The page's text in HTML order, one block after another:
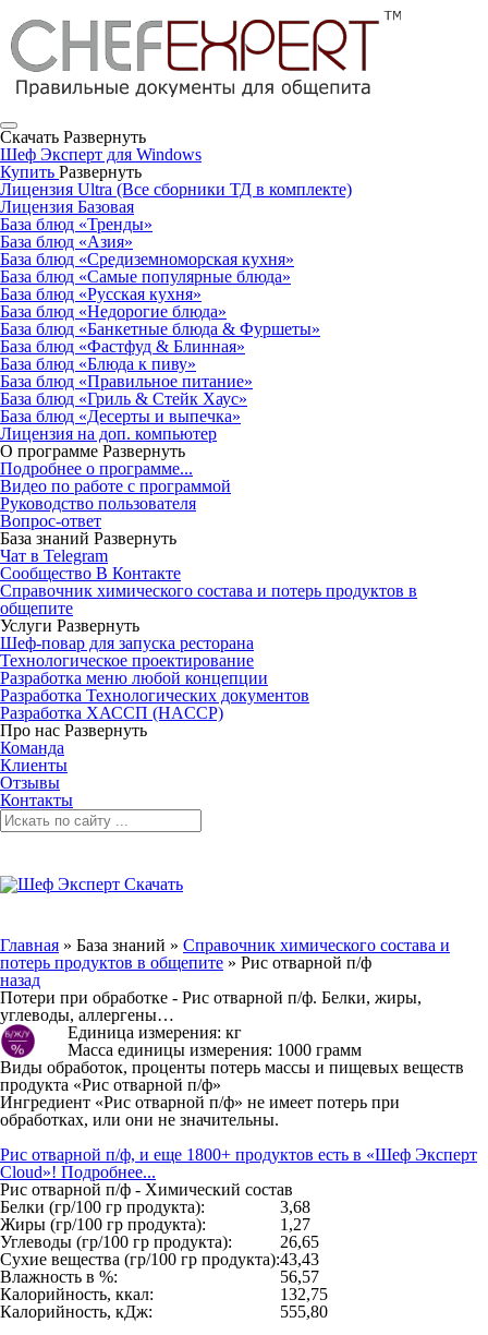
Скачать Развернуть
Шеф Эксперт для Windows
Купить Развернуть
Лицензия Ultra (Все сборники ТД в комплекте)
Лицензия Базовая
База блюд «Тренды»
База блюд «Азия»
База блюд «Средиземноморская кухня»
База блюд «Самые популярные блюда»
База блюд «Русская кухня»
База блюд «Недорогие блюда»
База блюд «Банкетные блюда & Фуршеты»
База блюд «Фастфуд & Блинная»
База блюд «Блюда к пиву»
База блюд «Правильное питание»
База блюд «Гриль & Стейк Хаус»
База блюд «Десерты и выпечка»
Лицензия на доп. компьютер
О программе Развернуть
Подробнее о программе...
Видео по работе с программой
Руководство пользователя
Вопрос-ответ
База знаний Развернуть
Чат в Telegram
Сообщество В Контакте
Справочник химического состава и потерь продуктов в
общепите
Услуги Развернуть
Шеф-повар для запуска ресторана
Технологическое проектирование
Разработка меню любой концепции
Разработка Технологических документов
Разработка ХАССП (HACCP)
Про нас Развернуть
Команда
Клиенты
Отзывы
Контакты
Главная » База знаний » Справочник химического состава и
потерь продуктов в общепите » Рис отварной п/ф
назад
Потери при обработке - Рис отварной п/ф. Белки, жиры,
углеводы, аллергены…
Единица измерения: кг
Масса единицы измерения: 1000 грамм
Виды обработок, проценты потерь массы и пищевых веществ
продукта «Рис отварной п/ф»
Ингредиент «Рис отварной п/ф» не имеет потерь при
обработках, или они не значительны.
Рис отварной п/ф, и еще 1800+ продуктов есть в «Шеф Эксперт
Cloud»! Подробнее...
Рис отварной п/ф - Химический состав
Белки (гр/100 гр продукта):
3,68
Жиры (гр/100 гр продукта):
1,27
Углеводы (гр/100 гр продукта):
26,65
Сухие вещества (гр/100 гр продукта):43,43
Влажность в %:
56,57
Калорийность, ккал:
132,75
Калорийность, кДж:
555,80